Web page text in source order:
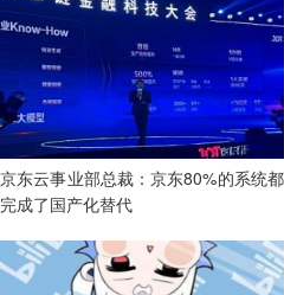
京东云事业部总裁：京东80%的系统都
完成了国产化替代